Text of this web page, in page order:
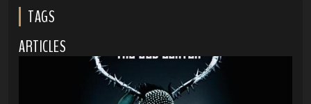
TAGS
ARTICLES